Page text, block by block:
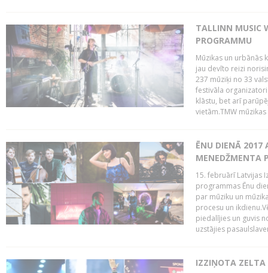
TALLINN MUSIC
PROGRAMMU
Mūzikas un urbānās
jau devīto reizi
237 mūziķi no 33
festivāla
klāstu, bet arī
vietām.TMW
ĒNU DIENĀ 2017
MENEDŽMENTA
15. februārī Latvijas
programmas Ēnu
par mūziku un
procesu un
piedalījies un guvis
uzstājies
IZZIŅOTA ZELTA